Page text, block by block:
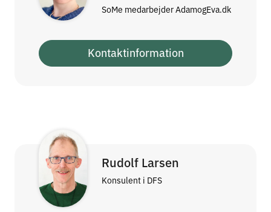
SoMe medarbejder AdamogEva.dk
Kontaktinformation
Rudolf Larsen
Konsulent i DFS